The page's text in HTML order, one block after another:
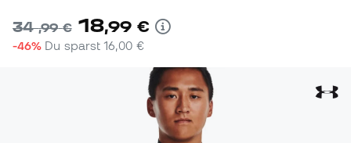
34,99 € 18,99 €
-46% Du sparst16,00 €